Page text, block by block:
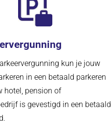
kun je jouw
in een betaald parkeren
hotel, pension of
is gevestigd in een betaald